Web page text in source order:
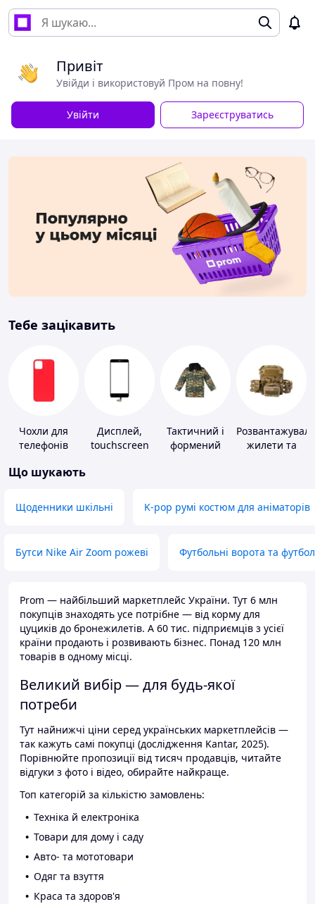
Привіт
Увійди і використовуй Пром на повну!
Увійти Зареєструватись
Тебе зацікавить
Чохли для
телефонів
Дисплей,
touchscreen
Тактичний і
формений
жилети та
Що шукають
Щоденники шкільні K-pop румі костюм для аніматорів
Бутси Nike Air Zoom рожеві Футбольні ворота та
Prom — найбільший маркетплейс України. Тут 6 млн
покупців знаходять усе потрібне — від корму для
цуциків до бронежилетів. А 60 тис. підприємців з усієї
країни продають і розвивають бізнес. Понад 120 млн
товарів в одному місці.
Великий вибір — для будь-якої
потреби
Тут найнижчі ціни серед українських маркетплейсів —
так кажуть самі покупці (дослідження Kantar, 2025).
Порівнюйте пропозиції від тисяч продавців, читайте
відгуки з фото і відео, обирайте найкраще.
Топ категорій за кількістю замовлень:
Техніка й електроніка
Товари для дому і саду
Авто- та мототовари
Одяг та взуття
Краса та здоров'я